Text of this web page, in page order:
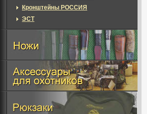
Кронштейны РОССИЯ
ЭСТ